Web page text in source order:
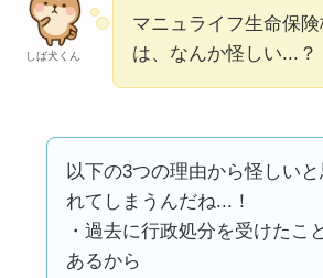
【怪し
社
Temu
ミ・
いって
しば犬くん
マニュライフ生命保
は、なんか怪しい...？
以下の3つの理由から怪しい
れてしまうんだね...！
・過去に行政処分を受けたこ
あるから